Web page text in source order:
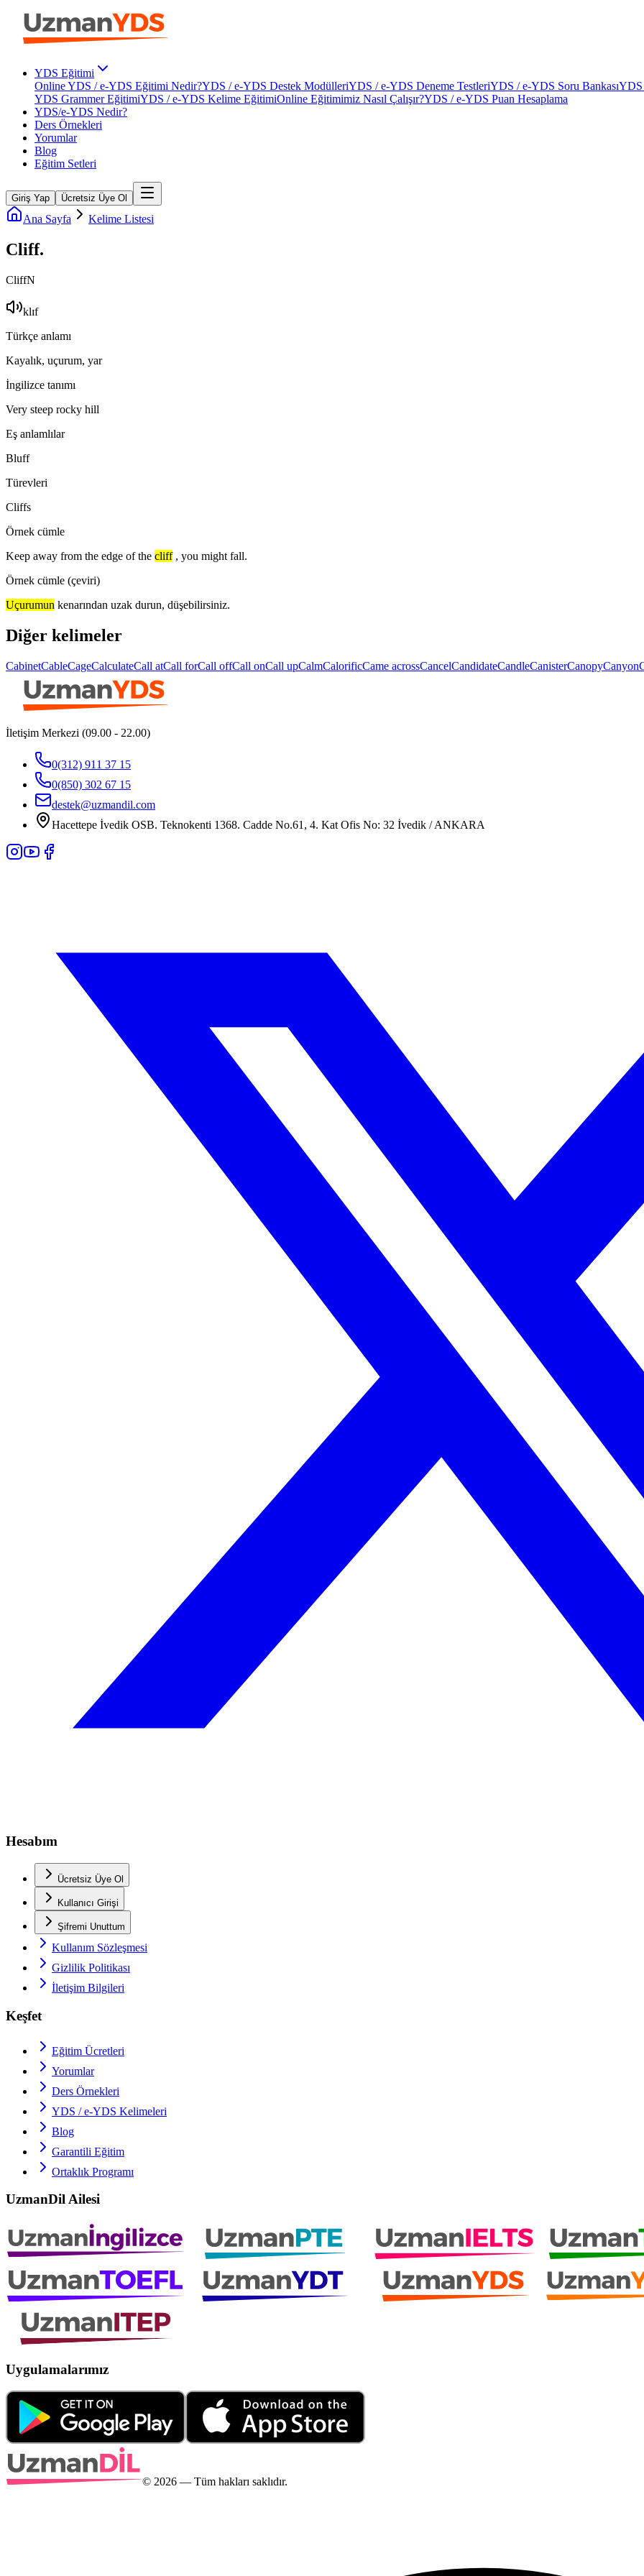
YDS Eğitimi
Online YDS / e-YDS Eğitimi Nedir?YDS / e-YDS Destek ModülleriYDS / e-YDS Deneme TestleriYDS / e-YDS Soru BankasıYDS
YDS Grammer EğitimiYDS / e-YDS Kelime EğitimiOnline Eğitimimiz Nasıl Çalışır?YDS / e-YDS Puan Hesaplama
YDS/e-YDS Nedir?
Ders Örnekleri
Yorumlar
Blog
Eğitim Setleri
Giriş Yap Ücretsiz Üye Ol
Ana Sayfa Kelime Listesi
Cliff.
CliffN
klɪf
Türkçe anlamı
Kayalık, uçurum, yar
İngilizce tanımı
Very steep rocky hill
Eş anlamlılar
Bluff
Türevleri
Cliffs
Örnek cümle
Keep away from the edge of the cliff , you might fall.
Örnek cümle (çeviri)
Uçurumun kenarından uzak durun, düşebilirsiniz.
Diğer kelimeler
CabinetCableCageCalculateCall atCall forCall offCall onCall upCalmCalorificCame acrossCancelCandidateCandleCanisterCanopyCanyon
İletişim Merkezi (09.00 - 22.00)
0(312) 911 37 15
0(850) 302 67 15
destek@uzmandil.com
Hacettepe İvedik OSB. Teknokenti 1368. Cadde No.61, 4. Kat Ofis No: 32 İvedik / ANKARA
Hesabım
Ücretsiz Üye Ol
Kullanıcı Girişi
Şifremi Unuttum
Kullanım Sözleşmesi
Gizlilik Politikası
İletişim Bilgileri
Keşfet
Eğitim Ücretleri
Yorumlar
Ders Örnekleri
YDS / e-YDS Kelimeleri
Blog
Garantili Eğitim
Ortaklık Programı
UzmanDil Ailesi
Uygulamalarımız
© 2026 — Tüm hakları saklıdır.